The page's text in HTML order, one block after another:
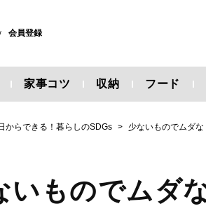
/ 会員登録
家事コツ 収納 フード
からできる！暮らしのSDGs 少ないものでムダ
いものでムダ